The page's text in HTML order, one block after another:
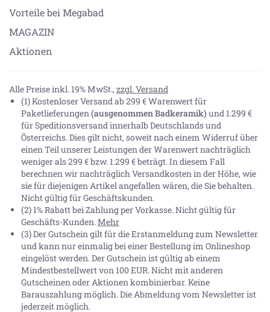
Vorteile bei Megabad
MAGAZIN
Aktionen
Alle Preise inkl. 19% MwSt., zzgl. Versand
(1) Kostenloser Versand ab 299 € Warenwert für
Paketlieferungen(ausgenommen Badkeramik) und 1.299 €
für Speditionsversand innerhalb Deutschlands und
Österreichs. Dies gilt nicht, soweit nach einem Widerruf über
einen Teil unserer Leistungen der Warenwert nachträglich
weniger als 299 € bzw. 1.299 € beträgt. In diesem Fall
berechnen wir nachträglich Versandkosten in der Höhe, wie
sie für diejenigen Artikel angefallen wären, die Sie behalten.
Nicht gültig für Geschäftskunden.
(2) 1% Rabatt bei Zahlung per Vorkasse. Nicht gültig für
Geschäfts-Kunden.Mehr
(3) Der Gutschein gilt für die Erstanmeldung zum Newsletter
und kann nur einmalig bei einer Bestellung im Onlineshop
eingelöst werden. Der Gutschein ist gültig ab einem
Mindestbestellwert von 100 EUR. Nicht mit anderen
Gutscheinen oder Aktionen kombinierbar. Keine
Barauszahlung möglich. Die Abmeldung vom Newsletter ist
jederzeit möglich.